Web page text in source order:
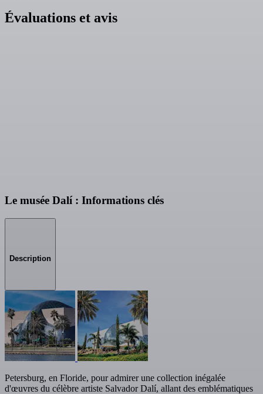
Évaluations et avis
Le musée Dalí : Informations clés
Description
Petersburg, en Floride, pour admirer une collection inégalée
d'œuvres du célèbre artiste Salvador Dalí, allant des emblématiques